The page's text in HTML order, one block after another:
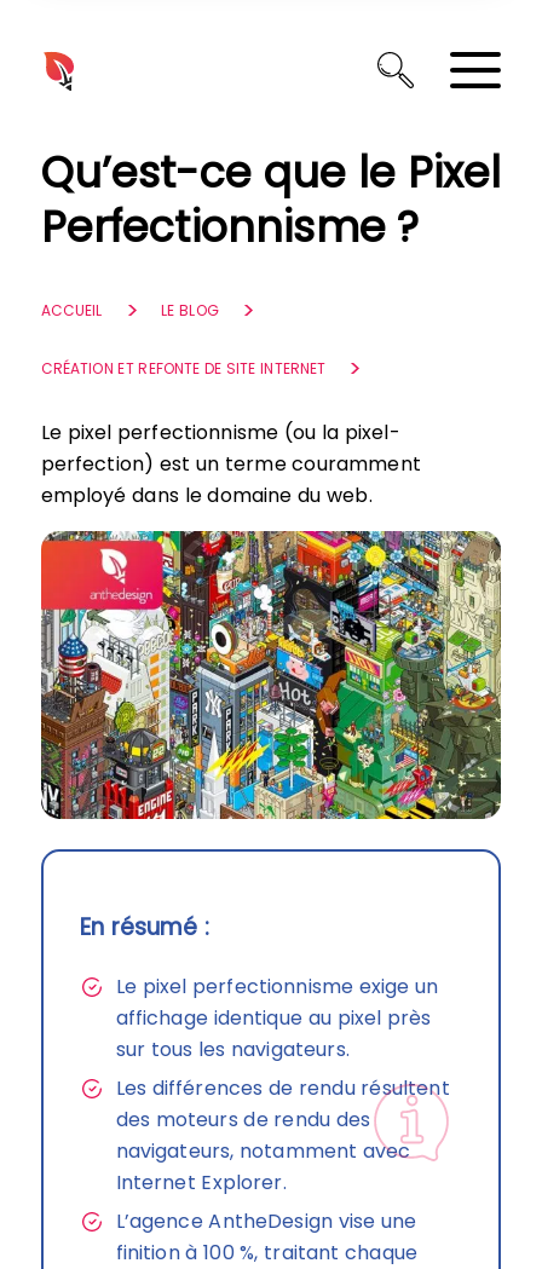
Qu’est-ce que le Pixel
Perfectionnisme ?
ACCUEIL LE BLOG
CRÉATION ET REFONTE DE SITE INTERNET
Le pixel perfectionnisme (ou la pixel-
perfection) est un terme couramment
employé dans le domaine du web.
En résumé :
Le pixel perfectionnisme exige un
affichage identique au pixel près
sur tous les navigateurs.
Les différences de rendu résultent
des moteurs de rendu des
navigateurs, notamment avec
Internet Explorer.
L’agence AntheDesign vise une
finition à 100 %, traitant chaque